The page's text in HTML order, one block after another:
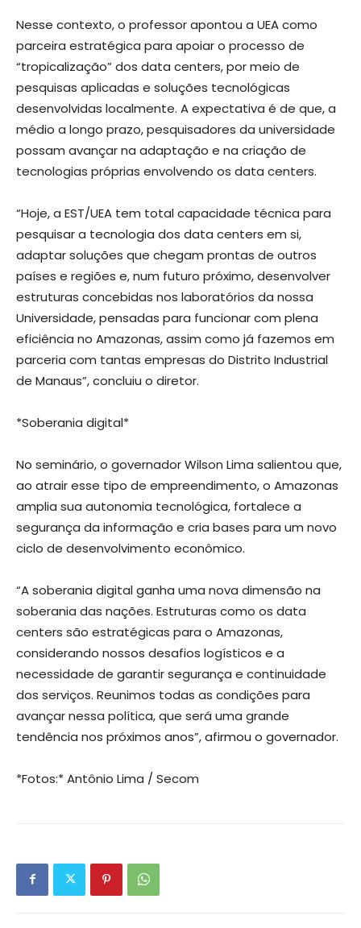
Nesse contexto, o professor apontou a UEA como
parceira estratégica para apoiar o processo de
“tropicalização” dos data centers, por meio de
pesquisas aplicadas e soluções tecnológicas
desenvolvidas localmente. A expectativa é de que, a
médio a longo prazo, pesquisadores da universidade
possam avançar na adaptação e na criação de
tecnologias próprias envolvendo os data centers.
“Hoje, a EST/UEA tem total capacidade técnica para
pesquisar a tecnologia dos data centers em si,
adaptar soluções que chegam prontas de outros
países e regiões e, num futuro próximo, desenvolver
estruturas concebidas nos laboratórios da nossa
Universidade, pensadas para funcionar com plena
eficiência no Amazonas, assim como já fazemos em
parceria com tantas empresas do Distrito Industrial
de Manaus”, concluiu o diretor.
*Soberania digital*
No seminário, o governador Wilson Lima salientou que,
ao atrair esse tipo de empreendimento, o Amazonas
amplia sua autonomia tecnológica, fortalece a
segurança da informação e cria bases para um novo
ciclo de desenvolvimento econômico.
“A soberania digital ganha uma nova dimensão na
soberania das nações. Estruturas como os data
centers são estratégicas para o Amazonas,
considerando nossos desafios logísticos e a
necessidade de garantir segurança e continuidade
dos serviços. Reunimos todas as condições para
avançar nessa política, que será uma grande
tendência nos próximos anos”, afirmou o governador.
*Fotos:* Antônio Lima / Secom